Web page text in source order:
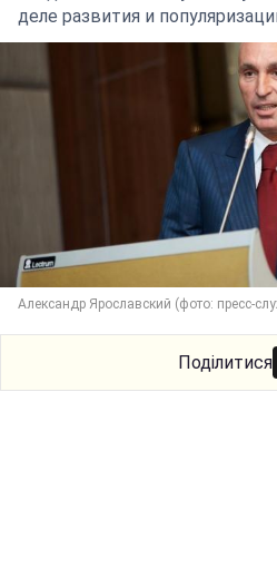
деле развития и
Александр Ярославский (фото: пресс-
Поділитися